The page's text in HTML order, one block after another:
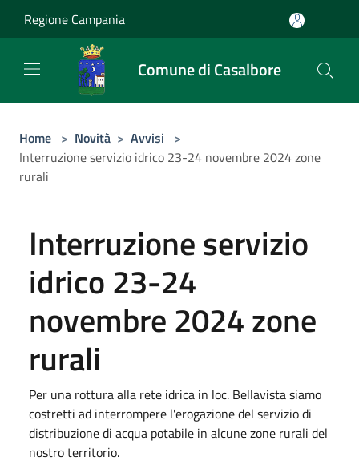
Regione Campania
Comune di Casalbore
Home > Novità > Avvisi >
Interruzione servizio idrico 23-24 novembre 2024 zone
rurali
Interruzione servizio
idrico 23-24
novembre 2024 zone
rurali
Per una rottura alla rete idrica in loc. Bellavista siamo
costretti ad interrompere l'erogazione del servizio di
distribuzione di acqua potabile in alcune zone rurali del
nostro territorio.